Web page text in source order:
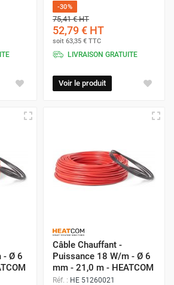
6mm - Pour des
est spécialement conçu pour une
en bois. Sa robustesse et sa
une diffusion de chaleur
-30%
75,41 €HT
52,79 € HT
soit 63,35 € TTC
LIVRAISON GRATUITE
Voir le produit
- Ø 6
Câble Chauffant -
Puissance 18 W/m - Ø 6
mm - 21,0 m - HEATCOM
Réf. : HE 51260021